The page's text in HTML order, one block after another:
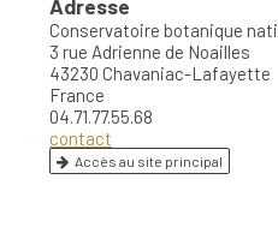
Adresse
Conservatoire botanique
3 rue Adrienne de Noailles
43230 Chavaniac-Lafayette
France
04.71.77.55.68
contact
Accès au site principal